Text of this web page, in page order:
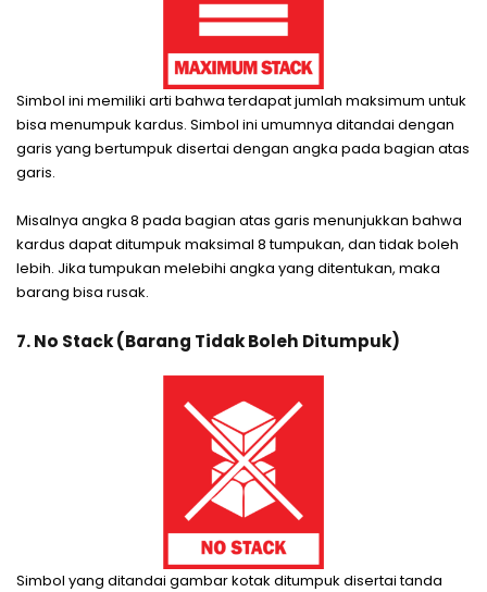
Simbol ini memiliki arti bahwa terdapat jumlah maksimum untuk
bisa menumpuk kardus. Simbol ini umumnya ditandai dengan
garis yang bertumpuk disertai dengan angka pada bagian atas
garis.
Misalnya angka 8 pada bagian atas garis menunjukkan bahwa
kardus dapat ditumpuk maksimal 8 tumpukan, dan tidak boleh
lebih. Jika tumpukan melebihi angka yang ditentukan, maka
barang bisa rusak.
7. No Stack (Barang Tidak Boleh Ditumpuk)
Simbol yang ditandai gambar kotak ditumpuk disertai tanda